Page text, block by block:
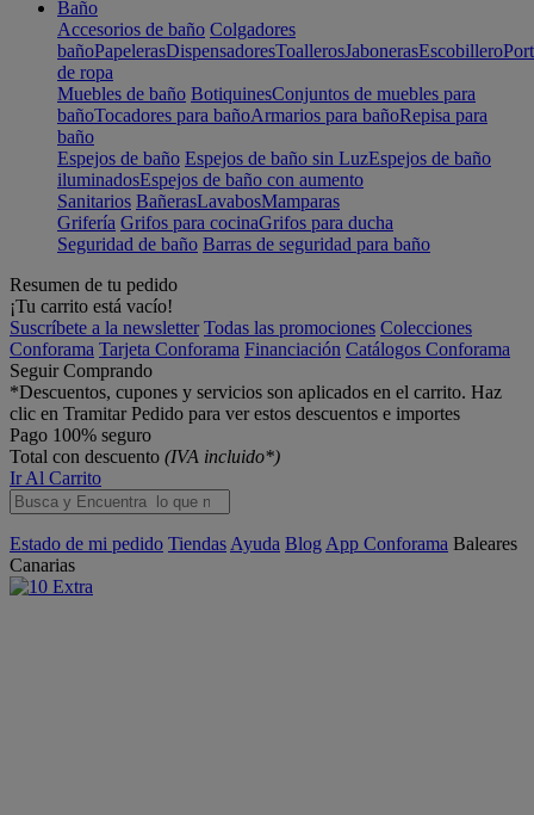
Baño
Accesorios de baño Colgadores
bañoPapelerasDispensadoresToallerosJabonerasEscobillero
de ropa
Muebles de baño BotiquinesConjuntos de muebles para
bañoTocadores para bañoArmarios para bañoRepisa para
baño
Espejos de baño Espejos de baño sin LuzEspejos de baño
iluminadosEspejos de baño con aumento
Sanitarios BañerasLavabosMamparas
Grifería Grifos para cocinaGrifos para ducha
Seguridad de baño Barras de seguridad para baño
Resumen de tu pedido
¡Tu carrito está vacío!
Suscríbete a la newsletter Todas las promociones Colecciones
Conforama Tarjeta Conforama Financiación Catálogos Conforama
Seguir Comprando
*Descuentos, cupones y servicios son aplicados en el carrito. Haz
clic en Tramitar Pedido para ver estos descuentos e importes
Pago 100% seguro
Total con descuento (IVA incluido*)
Ir Al Carrito
Estado de mi pedido Tiendas Ayuda Blog App Conforama Baleares
Canarias